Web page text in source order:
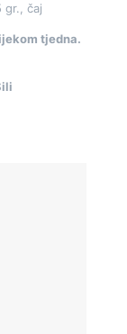
gr., čaj
tjedna.